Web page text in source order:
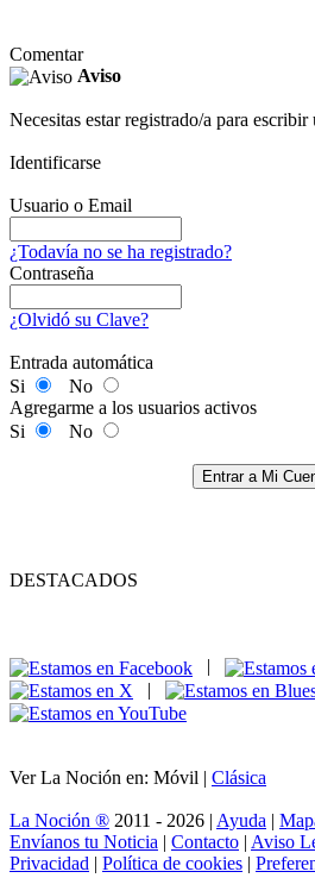
Comentar
Aviso
Necesitas estar registrado/a para
Identificarse
Usuario o Email
¿Todavía no se ha registrado?
Contraseña
¿Olvidó su Clave?
Entrada automática
Si
No
Agregarme a los usuarios activos
Si
No
Entrar a Mi
DESTACADOS
|
Ver La Noción en: Móvil | Clásica
La Noción ® 2011 - 2026 | Ayuda |
Envíanos tu Noticia | Contacto | Aviso
Privacidad | Política de cookies |